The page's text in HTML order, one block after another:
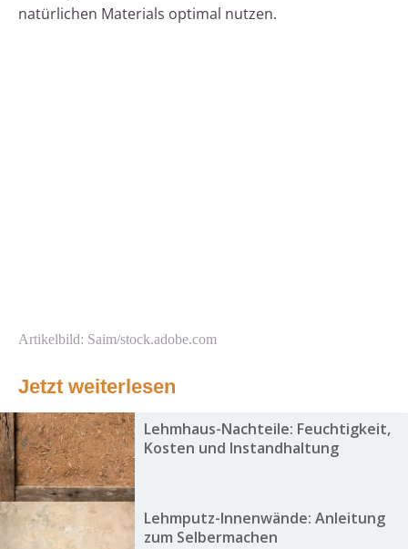
natürlichen Materials optimal nutzen.
Artikelbild: Saim/stock.adobe.com
Jetzt weiterlesen
Lehmhaus-Nachteile: Feuchtigkeit,
Kosten und Instandhaltung
Lehmputz-Innenwände: Anleitung
zum Selbermachen